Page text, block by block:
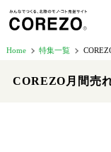
Home 特集一覧
COREZO月間売